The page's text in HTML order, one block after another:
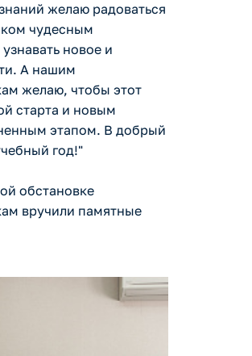
желаю радоваться
чудесным
новое и
А нашим
желаю, чтобы этот
старта и новым
этапом. В добрый
год!"
обстановке
вручили памятные